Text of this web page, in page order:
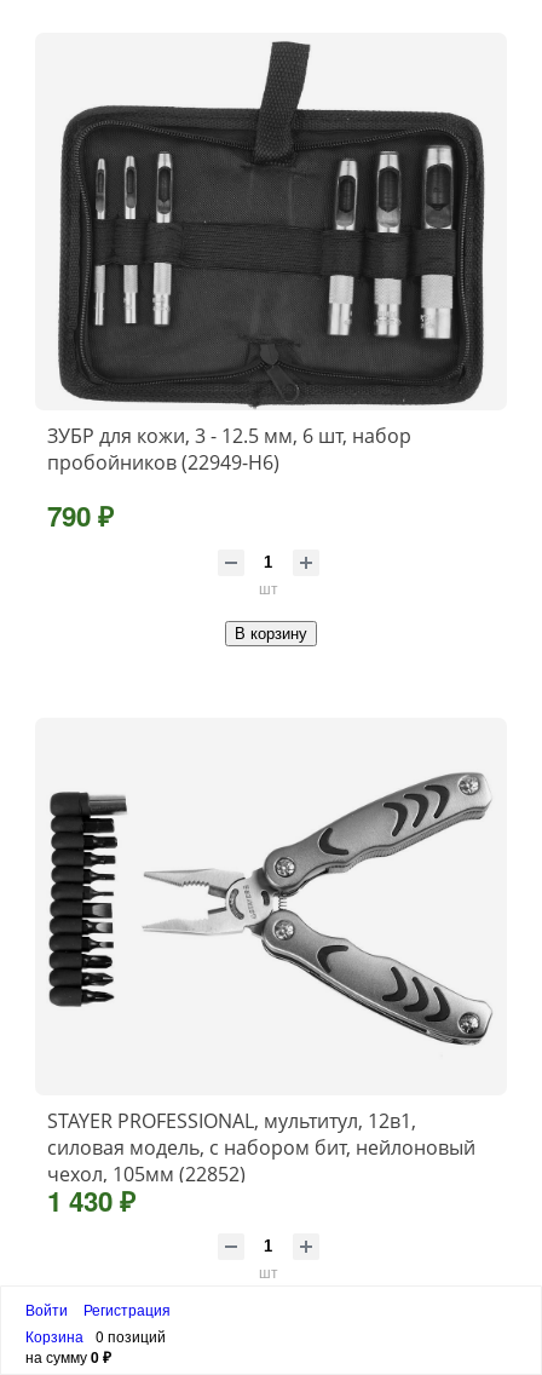
ЗУБР для кожи, 3 - 12.5 мм, 6 шт, набор
пробойников (22949-H6)
790 ₽
шт
В корзину
STAYER PROFESSIONAL, мультитул, 12в1,
силовая модель, с набором бит, нейлоновый
чехол, 105мм (22852)
1 430 ₽
шт
Войти
Регистрация
Корзина
0 позиций
на сумму0 ₽